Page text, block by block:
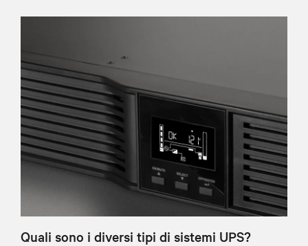
Quali sono i diversi tipi di sistemi UPS?